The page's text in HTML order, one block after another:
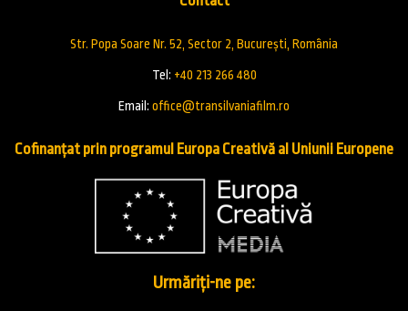
Str. Popa Soare Nr. 52, Sector 2, București, România
Tel: +40 213 266 480
Email: office@transilvaniafilm.ro
Cofinanțat prin programul Europa Creativă al Uniunii Europene
Urmăriți-ne pe: